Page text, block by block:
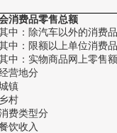
消费品零售总额
中：除汽车以外的消费
中：限额以上单位消费
中：实物商品网上零售额
营地分
镇
村
费类型分
饮收入